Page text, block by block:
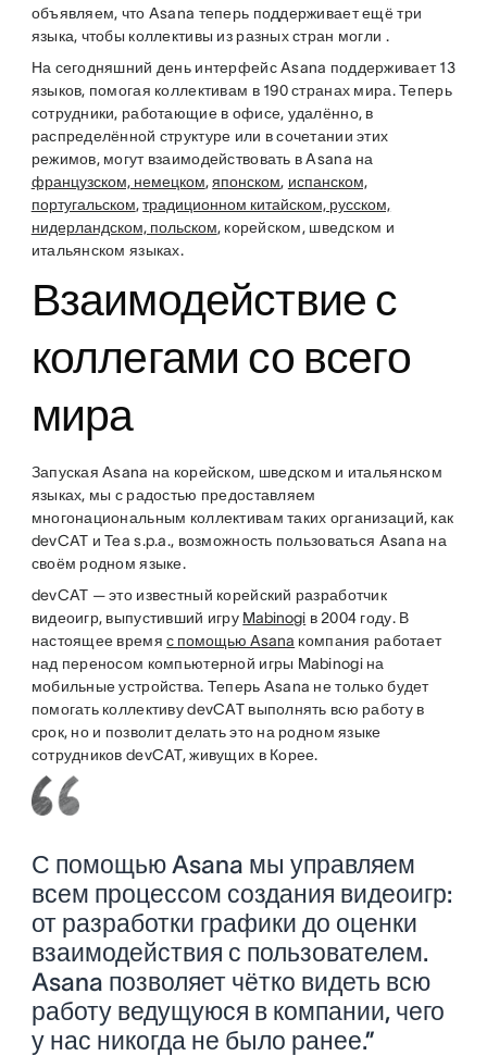
объявляем, что Asana теперь поддерживает ещё три
языка, чтобы коллективы из разных стран могли .
На сегодняшний день интерфейс Asana поддерживает 13
языков, помогая коллективам в 190 странах мира. Теперь
сотрудники, работающие в офисе, удалённо, в
распределённой структуре или в сочетании этих
режимов, могут взаимодействовать в Asana на
французском, немецком,японском, испанском,
португальском,традиционном китайском, русском,
нидерландском, польском, корейском, шведском и
итальянском языках.
Взаимодействие с
коллегами со всего
мира
Запуская Asana на корейском, шведском и итальянском
языках, мы с радостью предоставляем
многонациональным коллективам таких организаций, как
devCAT и Tea s.p.a., возможность пользоваться Asana на
своём родном языке.
devCAT — это известный корейский разработчик
видеоигр, выпустивший игру Mabinogi в 2004 году. В
настоящее времяс помощью Asana компания работает
над переносом компьютерной игры Mabinogi на
мобильные устройства. Теперь Asana не только будет
помогать коллективу devCAT выполнять всю работу в
срок, но и позволит делать это на родном языке
сотрудников devCAT, живущих в Корее.
С помощью Asana мы управляем
всем процессом создания видеоигр:
от разработки графики до оценки
взаимодействия с пользователем.
Asana позволяет чётко видеть всю
работу ведущуюся в компании, чего
у нас никогда не было ранее.”